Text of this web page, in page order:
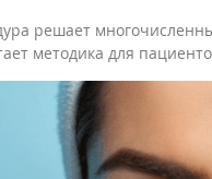
решает
методика для